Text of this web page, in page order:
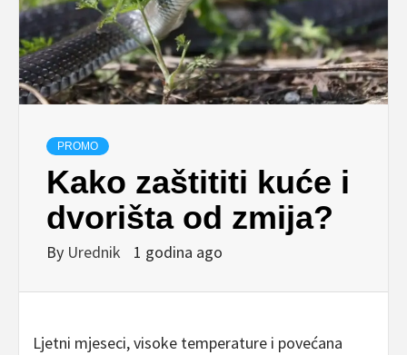
PROMO
Kako zaštititi kuće i
dvorišta od zmija?
By Urednik 1 godina ago
Ljetni mjeseci, visoke temperature i povećana